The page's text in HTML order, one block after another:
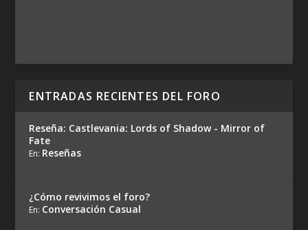
ENTRADAS RECIENTES DEL FORO
Reseña: Castlevania: Lords of Shadow - Mirror of
Fate
En: Reseñas
¿Cómo revivimos el foro?
En: Conversación Casual